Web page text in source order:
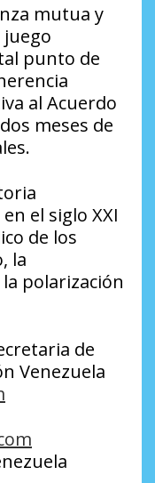
mutua y
punto de
al Acuerdo
meses de
el siglo XXI
de los
la
polarización
de
Venezuela